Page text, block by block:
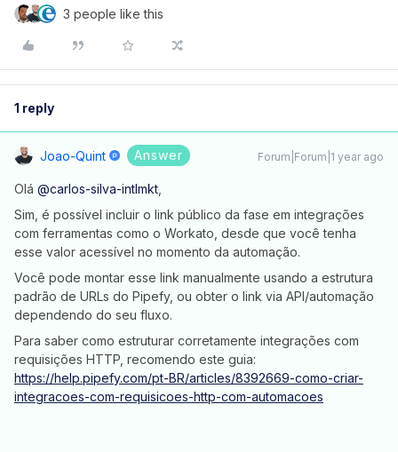
3 people like this
1 reply
Joao-Quint Answer Forum|Forum|1 year ago
Olá ​ @carlos-silva-intlmkt
Sim, é possível incluir o link público da fase em integrações
com ferramentas como o Workato, desde que você tenha
esse valor acessível no momento da automação.
Você pode montar esse link manualmente usando a estrutura
padrão de URLs do Pipefy, ou obter o link via API/automação
dependendo do seu fluxo.
Para saber como estruturar corretamente integrações com
requisições HTTP, recomendo este guia:
https://help.pipefy.com/pt-BR/articles/8392669-como-criar-
integracoes-com-requisicoes-http-com-automacoes